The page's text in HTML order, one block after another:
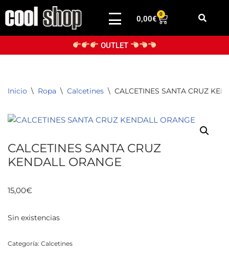
Saltar
0,00€
0
OUTLET
Inicio \ Ropa \ Calcetines \ CALCETINES SANTA CRUZ
CALCETINES SANTA CRUZ
KENDALL ORANGE
15,00€
Sin existencias
Categoría: Calcetines